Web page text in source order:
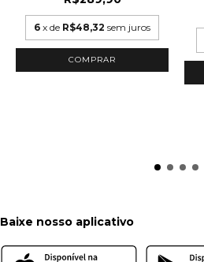
6 x de R$48,32 sem juros
COMPRAR
Baixe nosso aplicativo